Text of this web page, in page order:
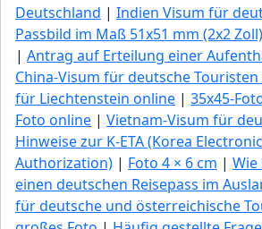
Deutschland | Indien Visum für
Passbild im Maß 51x51 mm (2x2 Zoll)
| Antrag auf Erteilung einer
China-Visum für deutsche Touristen
für Liechtenstein online | 35x45-
Foto online | Vietnam-Visum für
Hinweise zur K-ETA (Korea
Authorization) | Foto 4 × 6 cm |
einen deutschen Reisepass im
für deutsche und österreichische